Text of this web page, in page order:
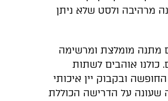
מרהיבה ולסט שלא ניתן
מתנה מומלצת ומרשימה
כולנו אוהבים לשתות
החופשה ובקבוק יין איכותי
על הדרישה הכוללת